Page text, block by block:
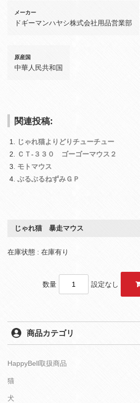
メーカー
ドギーマンハヤシ株式会社用品営業部
原産国
中華人民共和国
関連投稿:
じゃれ猫よりどりチューチュー
ＣＴ‐３３０ ゴーゴーマウス２
モトマウス
ぶるぶるねずみＧＰ
じゃれ猫 暴走マウス
在庫状態 : 在庫有り
数量 設定なし
商品カテゴリ
HappyBell取扱商品
猫
犬